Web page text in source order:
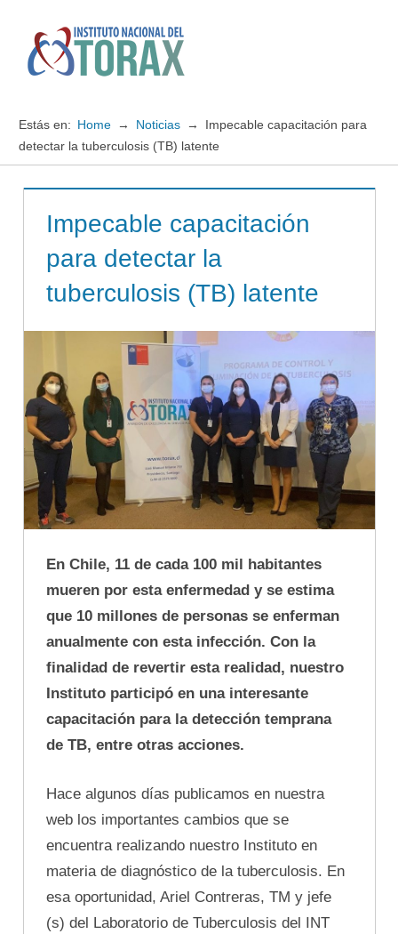
contenido
Instituto
del
TORAX
Estás en: Home Noticias
Impecable capacitación para
detectar la tuberculosis (TB) latente
Impecable capacitación
para detectar la
tuberculosis (TB) latente
En Chile, 11 de cada 100 mil habitantes
mueren por esta enfermedad y se estima
que 10 millones de personas se enferman
anualmente con esta infección. Con la
finalidad de revertir esta realidad, nuestro
Instituto participó en una interesante
capacitación para la detección temprana
de TB, entre otras acciones.
Hace algunos días publicamos en nuestra
web los importantes cambios que se
encuentra realizando nuestro Instituto en
materia de diagnóstico de la tuberculosis. En
esa oportunidad, Ariel Contreras, TM y jefe
(s) del Laboratorio de Tuberculosis del INT